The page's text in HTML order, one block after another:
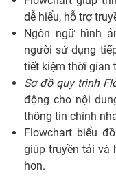
dễ hiểu, hỗ trợ
Ngôn ngữ hình
người sử dụng
tiết kiệm thời gian
Sơ đồ quy trình
động cho nội
thông tin chính
Flowchart biểu
giúp truyền tải và
hơn.